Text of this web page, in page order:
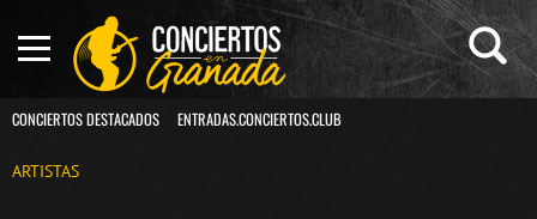
CONCIERTOS DESTACADOS ENTRADAS.CONCIERTOS.CLUB
ARTISTAS